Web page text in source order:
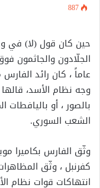
887
حين كان قول (لا) في
الجلّادون والجاثمون
عاماً ، كان رائد
وجه نظام الأسد،
بالصور ، أو
الشعب السوري.
وثّق الفارس بكاميرا
كفرنبل ، وثّق
انتهاكات قوات نظام